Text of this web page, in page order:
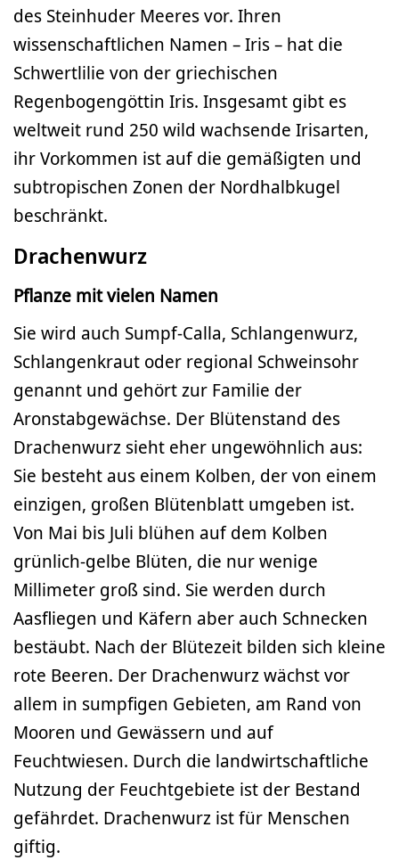
des Steinhuder Meeres vor. Ihren
wissenschaftlichen Namen – Iris – hat die
Schwertlilie von der griechischen
Regenbogengöttin Iris. Insgesamt gibt es
weltweit rund 250 wild wachsende Irisarten,
ihr Vorkommen ist auf die gemäßigten und
subtropischen Zonen der Nordhalbkugel
beschränkt.
Drachenwurz
Pflanze mit vielen Namen
Sie wird auch Sumpf-Calla, Schlangenwurz,
Schlangenkraut oder regional Schweinsohr
genannt und gehört zur Familie der
Aronstabgewächse. Der Blütenstand des
Drachenwurz sieht eher ungewöhnlich aus:
Sie besteht aus einem Kolben, der von einem
einzigen, großen Blütenblatt umgeben ist.
Von Mai bis Juli blühen auf dem Kolben
grünlich-gelbe Blüten, die nur wenige
Millimeter groß sind. Sie werden durch
Aasfliegen und Käfern aber auch Schnecken
bestäubt. Nach der Blütezeit bilden sich kleine
rote Beeren. Der Drachenwurz wächst vor
allem in sumpfigen Gebieten, am Rand von
Mooren und Gewässern und auf
Feuchtwiesen. Durch die landwirtschaftliche
Nutzung der Feuchtgebiete ist der Bestand
gefährdet. Drachenwurz ist für Menschen
giftig.